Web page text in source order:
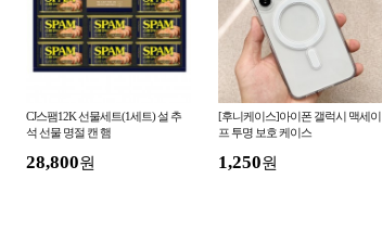
CJ스팸12K 선물세트(1세트) 설 추
석 선물 명절 캔 햄
28,800원
[후니케이스]아이폰 갤럭시 맥세이
프 투명 보호 케이스
1,250원